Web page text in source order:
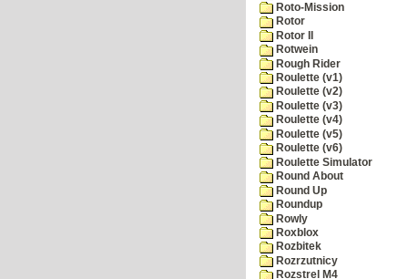
Roto-Mission
Rotor
Rotor II
Rotwein
Rough Rider
Roulette (v1)
Roulette (v2)
Roulette (v3)
Roulette (v4)
Roulette (v5)
Roulette (v6)
Roulette Simulator
Round About
Round Up
Roundup
Rowly
Roxblox
Rozbitek
Rozrzutnicy
Rozstrel M4